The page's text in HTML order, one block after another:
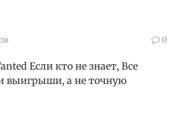
0
Если кто не знает, Все
выигрыши, а не точную